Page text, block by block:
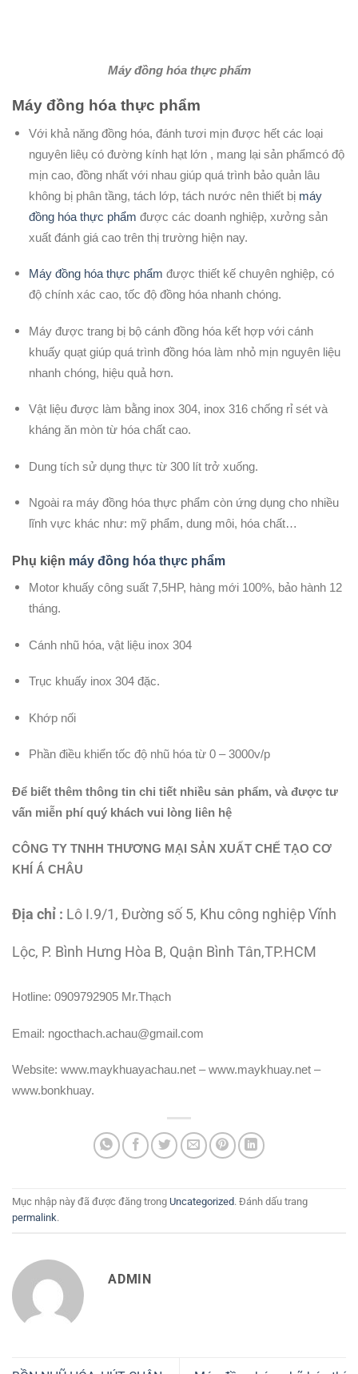
Máy đồng hóa thực phẩm
Máy đồng hóa thực phẩm
Với khả năng đồng hóa, đánh tươi mịn được hết các loại
nguyên liêụ có đường kính hạt lớn , mang lại sản phẩmcó độ
mịn cao, đồng nhất với nhau giúp quá trình bảo quản lâu
không bị phân tầng, tách lớp, tách nước nên thiết bị máy
đồng hóa thực phẩm được các doanh nghiệp, xưởng sản
xuất đánh giá cao trên thị trường hiện nay.
Máy đồng hóa thực phẩm được thiết kế chuyên nghiệp, có
độ chính xác cao, tốc độ đồng hóa nhanh chóng.
Máy được trang bị bộ cánh đồng hóa kết hợp với cánh
khuấy quạt giúp quá trình đồng hóa làm nhỏ mịn nguyên liệu
nhanh chóng, hiệu quả hơn.
Vật liệu được làm bằng inox 304, inox 316 chống rỉ sét và
kháng ăn mòn từ hóa chất cao.
Dung tích sử dụng thực từ 300 lít trở xuống.
Ngoài ra máy đồng hóa thực phẩm còn ứng dụng cho nhiều
lĩnh vực khác như: mỹ phẩm, dung môi, hóa chất…
Phụ kiện máy đồng hóa thực phẩm
Motor khuấy công suất 7,5HP, hàng mới 100%, bảo hành 12
tháng.
Cánh nhũ hóa, vật liệu inox 304
Trục khuấy inox 304 đặc.
Khớp nối
Phần điều khiển tốc độ nhũ hóa từ 0 – 3000v/p
Để biết thêm thông tin chi tiết nhiều sản phẩm, và được tư
vấn miễn phí quý khách vui lòng liên hệ
CÔNG TY TNHH THƯƠNG MẠI SẢN XUẤT CHẾ TẠO CƠ
KHÍ Á CHÂU
Địa chỉ : Lô I.9/1, Đường số 5, Khu công nghiệp Vĩnh
Lộc, P. Bình Hưng Hòa B, Quận Bình Tân,TP.HCM
Hotline: 0909792905 Mr.Thạch
Email: ngocthach.achau@gmail.com
Website: www.maykhuayachau.net – www.maykhuay.net –
www.bonkhuay.
Mục nhập này đã được đăng trong Uncategorized. Đánh dấu trang
permalink.
ADMIN